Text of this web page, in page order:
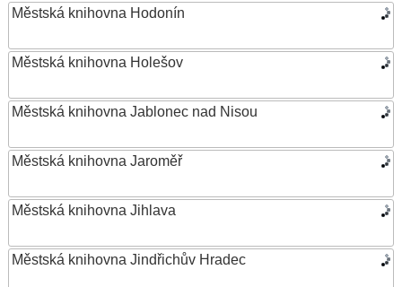
Městská knihovna Hodonín
Městská knihovna Holešov
Městská knihovna Jablonec nad Nisou
Městská knihovna Jaroměř
Městská knihovna Jihlava
Městská knihovna Jindřichův Hradec